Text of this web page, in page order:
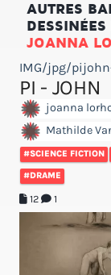
AUTRES
DESSINÉES
JOANNA
IMG/jpg/
PI - JOHN
joanna
Mathilde
#SCIENCE FICTION
#DRAME
12 1